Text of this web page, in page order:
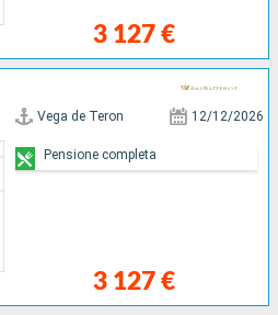
3 127 €
Vega de Teron 12/12/2026
3 127 €
Pensione completa